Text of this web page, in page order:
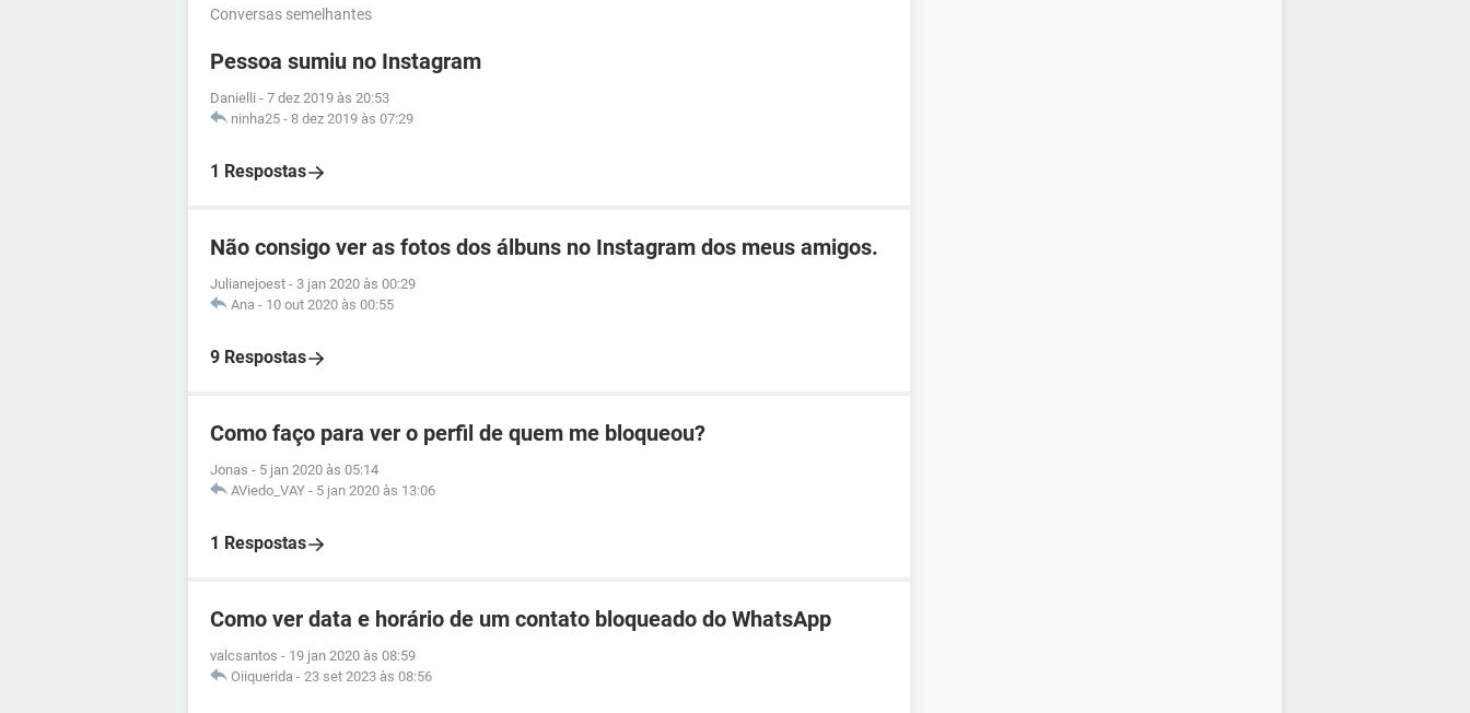
Conversas semelhantes
Pessoa sumiu no Instagram
Danielli - 7 dez 2019 às 20:53
ninha25 - 8 dez 2019 às 07:29
1 Respostas
Não consigo ver as fotos dos álbuns no Instagram dos meus amigos.
Julianejoest - 3 jan 2020 às 00:29
Ana - 10 out 2020 às 00:55
9 Respostas
Como faço para ver o perfil de quem me bloqueou?
Jonas - 5 jan 2020 às 05:14
AViedo_VAY - 5 jan 2020 às 13:06
1 Respostas
Como ver data e horário de um contato bloqueado do WhatsApp
valcsantos - 19 jan 2020 às 08:59
Oiiquerida - 23 set 2023 às 08:56